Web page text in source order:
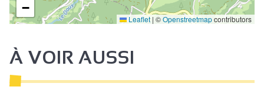
−
Leaflet | ©Openstreetmapcontributors
À VOIR AUSSI